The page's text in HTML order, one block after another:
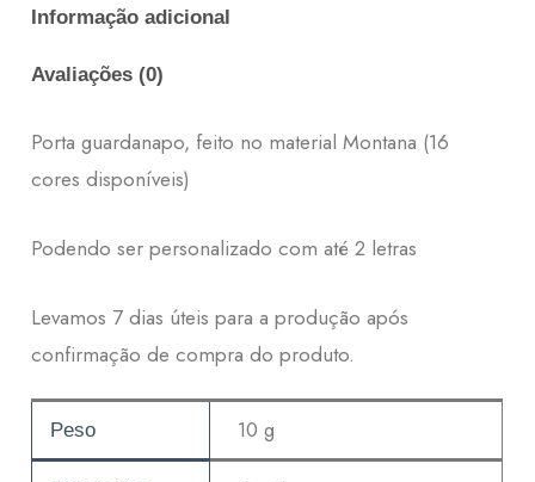
Informação adicional
Avaliações (0)
Porta guardanapo, feito no material Montana (16
cores disponíveis)
Podendo ser personalizado com até 2 letras
Levamos 7 dias úteis para a produção após
confirmação de compra do produto.
Peso 10 g